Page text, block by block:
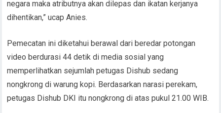
negara maka atributnya akan dilepas dan ikatan kerjanya
dihentikan,” ucap Anies.
Pemecatan ini diketahui berawal dari beredar potongan
video berdurasi 44 detik di media sosial yang
memperlihatkan sejumlah petugas Dishub sedang
nongkrong di warung kopi. Berdasarkan narasi perekam,
petugas Dishub DKI itu nongkrong di atas pukul 21.00 WIB.